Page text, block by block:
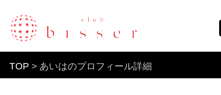
TOP > あいはのプロフィール詳細